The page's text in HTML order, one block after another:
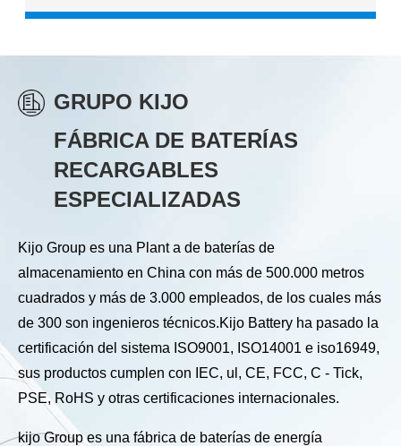
GRUPO KIJO
FÁBRICA DE BATERÍAS
RECARGABLES
ESPECIALIZADAS
Kijo Group es una Plant a de baterías de
almacenamiento en China con más de 500.000 metros
cuadrados y más de 3.000 empleados, de los cuales más
de 300 son ingenieros técnicos.Kijo Battery ha pasado la
certificación del sistema ISO9001, ISO14001 e iso16949,
sus productos cumplen con IEC, ul, CE, FCC, C - Tick,
PSE, RoHS y otras certificaciones internacionales.
kijo Group es una fábrica de baterías de energía